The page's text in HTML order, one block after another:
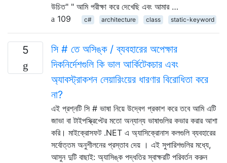
উচিত" " আমি পরীক্ষা করে দেখেছি এবং আমার …
109
c# architecture class static-keyword
5
সি # তে অসিঙ্ক / ব্যবহারের অপেক্ষার
দিকনির্দেশগুলি কি ভাল আর্কিটেকচার এবং
অ্যাবস্ট্রাকশন লেয়ারিংয়ের ধারণার বিরোধিতা করে
না?
এই প্রশ্নটি সি # ভাষা নিয়ে উদ্বেগ প্রকাশ করে তবে আমি এটি
জাভা বা টাইপস্ক্রিপ্টের মতো অন্যান্য ভাষাগুলির কভার করার আশা
করি। মাইক্রোসফট .NET এ অ্যাসিক্রোনাস কলগুলি ব্যবহারের
সর্বোত্তম অনুশীলনের প্রস্তাব দেয় । এই সুপারিশগুলির মধ্যে,
আসুন দুটি বাছাই: অ্যাসিঙ্ক পদ্ধতির স্বাক্ষরটি পরিবর্তন করুন